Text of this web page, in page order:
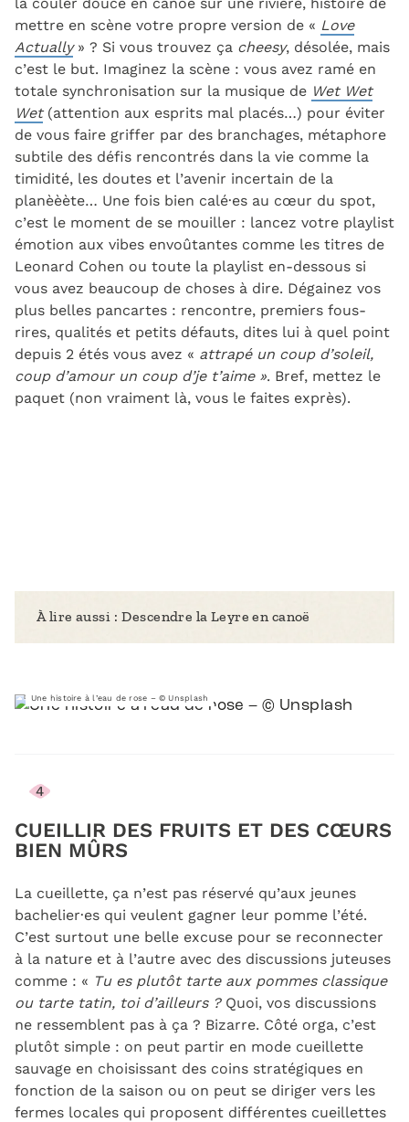
mettre en scène votre propre version de « Love
Actually» ? Si vous trouvez ça cheesy, désolée, mais
c’est le but. Imaginez la scène : vous avez ramé en
totale synchronisation sur la musique de Wet Wet
Wet(attention aux esprits mal placés…) pour éviter
de vous faire griffer par des branchages, métaphore
subtile des défis rencontrés dans la vie comme la
timidité, les doutes et l’avenir incertain de la
planèèète… Une fois bien calé·es au cœur du spot,
c’est le moment de se mouiller : lancez votre playlist
émotion aux vibes envoûtantes comme les titres de
Leonard Cohen ou toute la playlist en-dessous si
vous avez beaucoup de choses à dire. Dégainez vos
plus belles pancartes : rencontre, premiers fous-
rires, qualités et petits défauts, dites lui à quel point
depuis 2 étés vous avez « attrapé un coup d’soleil,
coup d’amour un coup d’je t’aime ». Bref, mettez le
paquet (non vraiment là, vous le faites exprès).
À lire aussi : Descendre la Leyre en canoë
Une histoire à l’eau de rose – © Unsplash
4
CUEILLIR DES FRUITS ET DES CŒURS
BIEN MÛRS
La cueillette, ça n’est pas réservé qu’aux jeunes
bachelier·es qui veulent gagner leur pomme l’été.
C’est surtout une belle excuse pour se reconnecter
à la nature et à l’autre avec des discussions juteuses
comme : « Tu es plutôt tarte aux pommes classique
ou tarte tatin, toi d’ailleurs ?Quoi, vos discussions
ne ressemblent pas à ça ? Bizarre. Côté orga, c’est
plutôt simple : on peut partir en mode cueillette
sauvage en choisissant des coins stratégiques en
fonction de la saison ou on peut se diriger vers les
fermes locales qui proposent différentes cueillettes